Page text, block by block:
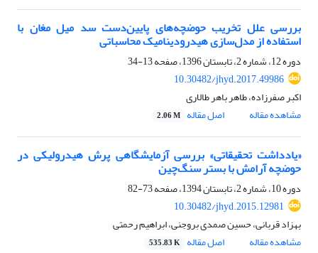
بررسی علل تخریب حوضچه‌ها‌ی پایین‌دست سد میل مغان با
استفاده از مدل‌سازی هیدرودینامیک محاسباتی
دوره 12، شماره 2، تابستان 1396، صفحه
13-34
10.30482/jhyd.2017.49986
اکبر صفرزاده، طاهر باهر طالاری
مشاهده مقاله
اصل مقاله 2.06 M
«یادداشت تحقیقاتی» بررسی آزمایشگاهی پرش هیدرولیکی در
حوضچه آرامش با بستر سنگ‌چین
دوره 10، شماره 2، تابستان 1394، صفحه
73-82
10.30482/jhyd.2015.12981
بهزاد قربانی، حسین صمدی بروجنی، ابراهیم رحمتی
مشاهده مقاله
اصل مقاله 535.83 K